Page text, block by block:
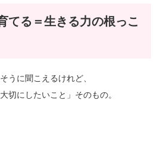
てる＝生きる力の根っこ
うに聞こえるけれど、
切にしたいこと」そのもの。